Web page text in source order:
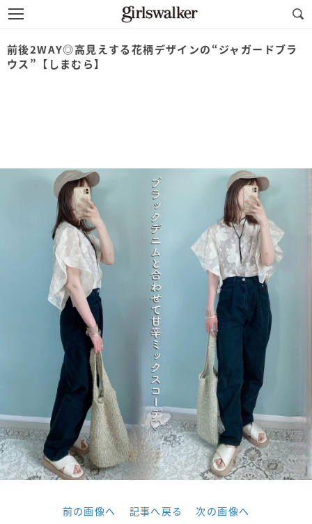
前後2WAY◎高見えする花柄デザインの“ジャガードブラ
ウス”【しまむら】
前の画像へ 記事へ戻る 次の画像へ